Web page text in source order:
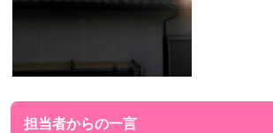
担当者からの一言